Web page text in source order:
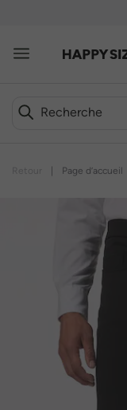
Page d’accueil